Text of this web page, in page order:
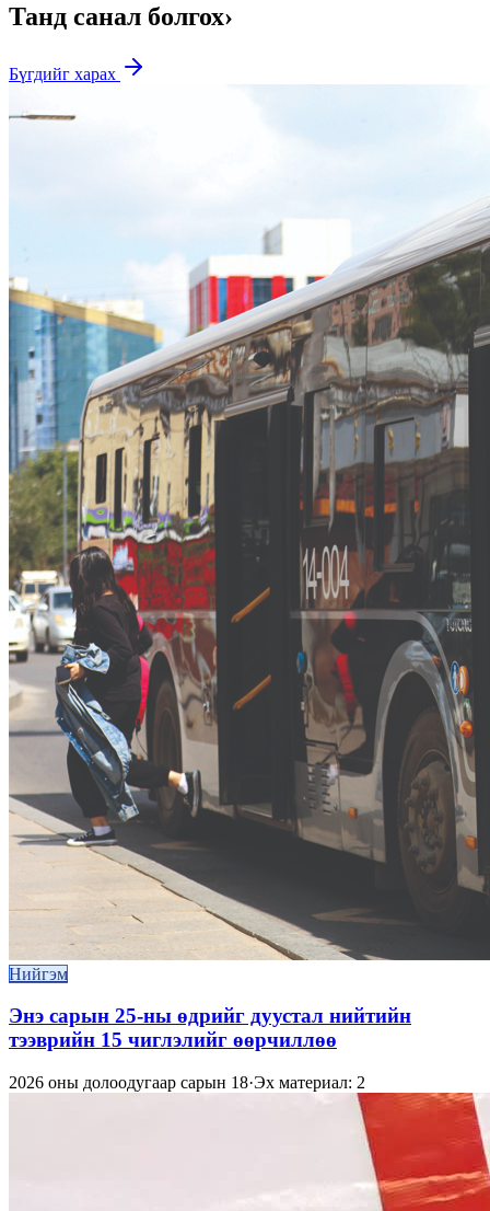
Танд санал болгох›
Бүгдийг харах
Нийгэм
Энэ сарын 25-ны өдрийг дуустал нийтийн
тээврийн 15 чиглэлийг өөрчиллөө
2026 оны долоодугаар сарын 18·Эх материал: 2